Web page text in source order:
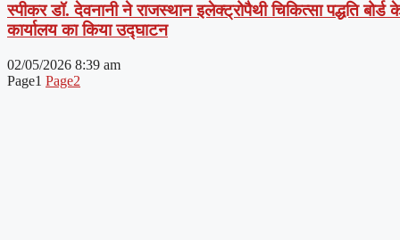
स्पीकर डॉ. देवनानी ने राजस्थान इलेक्ट्रोपैथी चिकित्सा पद्धति बोर्ड
कार्यालय का किया उ‌द्घाटन
02/05/2026 8:39 am
Page1 Page2